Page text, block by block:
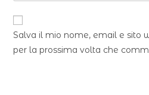
Salva il mio nome, email e sito
per la prossima volta che